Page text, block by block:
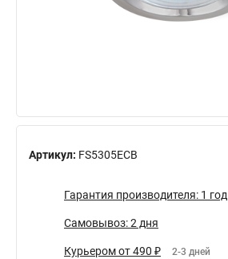
Артикул: FS5305ECB
Гарантия производителя: 1 год
Самовывоз: 2 дня
Курьером от 490 ₽ 2-3 дней